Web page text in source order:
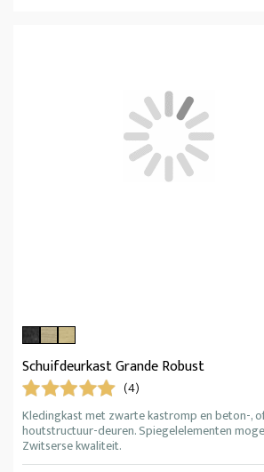
Schuifdeurkast Grande Robust
(4)
Kledingkast met zwarte kastromp en beton-,
houtstructuur-deuren. Spiegelelementen
Zwitserse kwaliteit.